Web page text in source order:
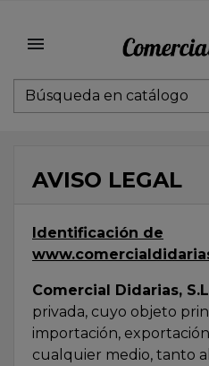

AVISO LEGAL
Identificación de
Comercial Didarias, S.L
privada, cuyo objeto
importación,
cualquier medio, tanto